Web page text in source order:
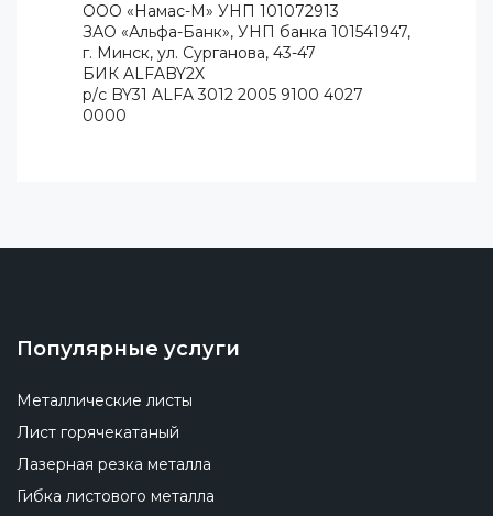
ООО «Намас-М» УНП 101072913
ЗАО «Альфа-Банк», УНП банка 101541947,
г. Минск, ул. Сурганова, 43-47
БИК ALFABY2X
р/с BY31 ALFA 3012 2005 9100 4027
0000
Популярные услуги
Металлические листы
Лист горячекатаный
Лазерная резка металла
Гибка листового металла